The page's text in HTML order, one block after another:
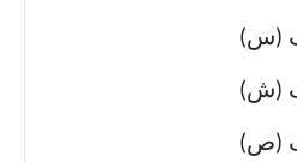
(س)
(ش)
(ص)